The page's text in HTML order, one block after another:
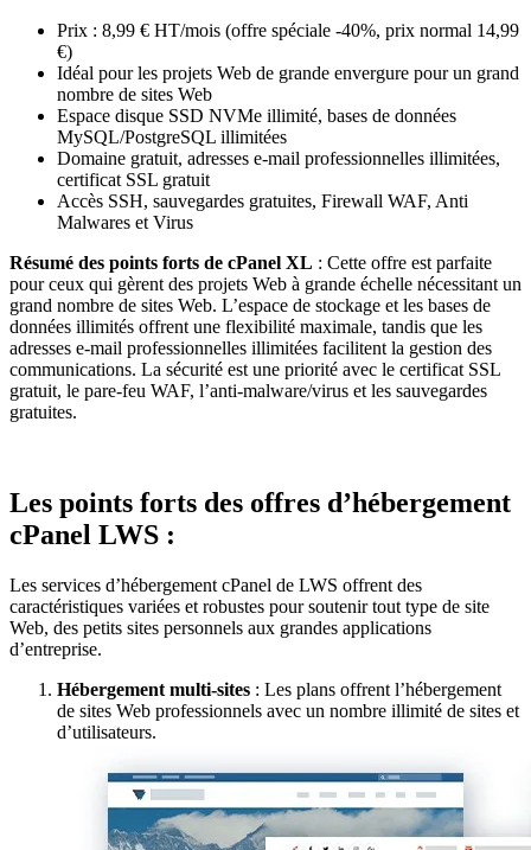
Prix : 8,99 € HT/mois (offre spéciale -40%, prix normal 14,99
€)
Idéal pour les projets Web de grande envergure pour un grand
nombre de sites Web
Espace disque SSD NVMe illimité, bases de données
MySQL/PostgreSQL illimitées
Domaine gratuit, adresses e-mail professionnelles illimitées,
certificat SSL gratuit
Accès SSH, sauvegardes gratuites, Firewall WAF, Anti
Malwares et Virus
Résumé des points forts de cPanel XL : Cette offre est parfaite
pour ceux qui gèrent des projets Web à grande échelle nécessitant un
grand nombre de sites Web. L’espace de stockage et les bases de
données illimités offrent une flexibilité maximale, tandis que les
adresses e-mail professionnelles illimitées facilitent la gestion des
communications. La sécurité est une priorité avec le certificat SSL
gratuit, le pare-feu WAF, l’anti-malware/virus et les sauvegardes
gratuites.
Les points forts des offres d’hébergement
cPanel LWS :
Les services d’hébergement cPanel de LWS offrent des
caractéristiques variées et robustes pour soutenir tout type de site
Web, des petits sites personnels aux grandes applications
d’entreprise.
Hébergement multi-sites : Les plans offrent l’hébergement
de sites Web professionnels avec un nombre illimité de sites et
d’utilisateurs.